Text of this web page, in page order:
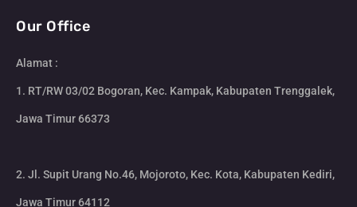
Our Office
Alamat :
1. RT/RW 03/02 Bogoran, Kec. Kampak, Kabupaten Trenggalek,
Jawa Timur 66373
2. Jl. Supit Urang No.46, Mojoroto, Kec. Kota, Kabupaten Kediri,
Jawa Timur 64112